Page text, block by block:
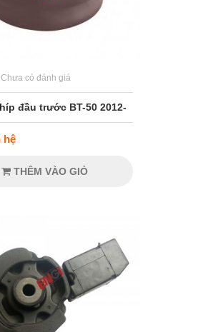
Chưa có đánh giá
đầu trước BT-50 2012-
hệ
THÊM VÀO GIỎ